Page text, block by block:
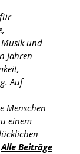
und
Jahren
Auf
Menschen
einem
Alle Beiträge